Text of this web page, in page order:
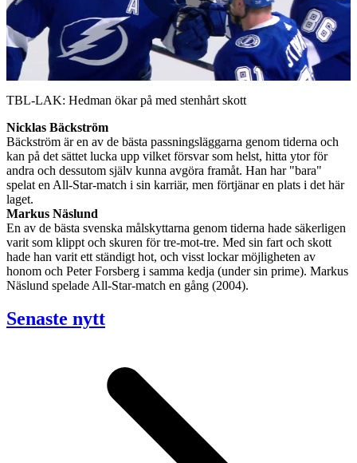
Play
Video
TBL-LAK: Hedman ökar på med stenhårt skott
Nicklas Bäckström
Bäckström är en av de bästa passningsläggarna genom tiderna och
kan på det sättet lucka upp vilket försvar som helst, hitta ytor för
andra och dessutom själv kunna avgöra framåt. Han har "bara"
spelat en All-Star-match i sin karriär, men förtjänar en plats i det här
laget.
Markus Näslund
En av de bästa svenska målskyttarna genom tiderna hade säkerligen
varit som klippt och skuren för tre-mot-tre. Med sin fart och skott
hade han varit ett ständigt hot, och visst lockar möjligheten av
honom och Peter Forsberg i samma kedja (under sin prime). Markus
Näslund spelade All-Star-match en gång (2004).
Senaste nytt